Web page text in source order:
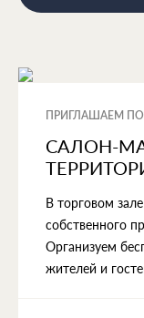
ПРИГЛАШАЕМ
САЛОН-
В торговом
собственного
Организуем
жителей и